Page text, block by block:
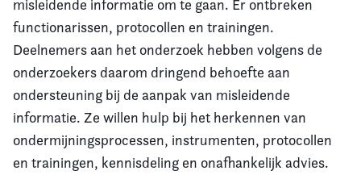
misleidende informatie om te gaan. Er ontbreken
functionarissen, protocollen en trainingen.
Deelnemers aan het onderzoek hebben volgens de
onderzoekers daarom dringend behoefte aan
ondersteuning bij de aanpak van misleidende
informatie. Ze willen hulp bij het herkennen van
ondermijningsprocessen, instrumenten, protocollen
en trainingen, kennisdeling en onafhankelijk advies.